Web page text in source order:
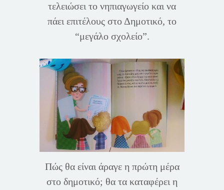
τελειώσει το νηπιαγωγείο και να
πάει επιτέλους στο Δημοτικό, το
“μεγάλο σχολείο”.
Πώς θα είναι άραγε η πρώτη μέρα
στο δημοτικό; θα τα καταφέρει η